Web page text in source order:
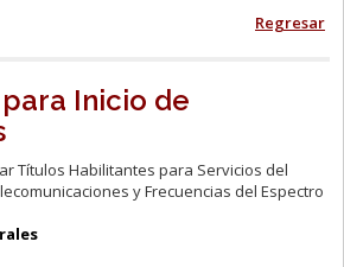
Regresar
Inicio de
Títulos Habilitantes para Servicios del
y Frecuencias del Espectro